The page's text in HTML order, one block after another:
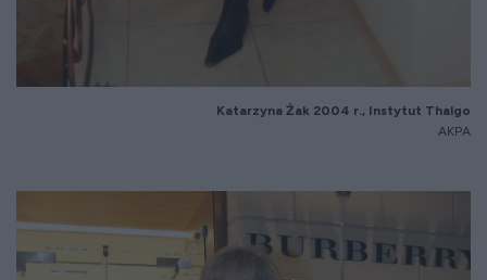
Katarzyna Żak 2004 r., Instytut Thalgo
AKPA